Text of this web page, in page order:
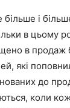
більше і
в цьому
в продаж
які
до
коли